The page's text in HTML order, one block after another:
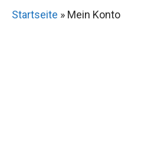
Startseite » Mein Konto